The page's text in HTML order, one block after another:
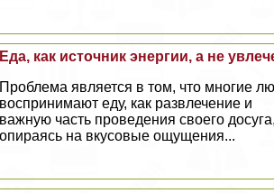
Еда, как источник энергии, а не
Проблема является в том, что многие
воспринимают еду, как развлечение и
важную часть проведения своего досуга,
опираясь на вкусовые ощущения...